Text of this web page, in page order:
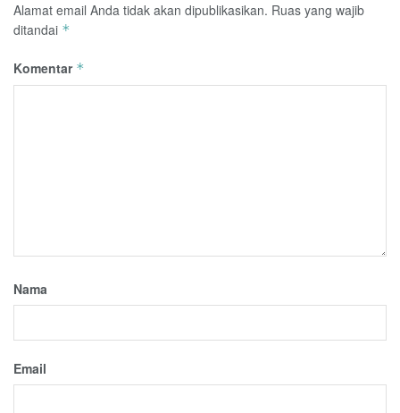
Alamat email Anda tidak akan dipublikasikan. Ruas yang wajib
ditandai *
Komentar *
Nama
Email